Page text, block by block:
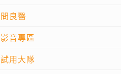
問良醫
影音專區
試用大隊